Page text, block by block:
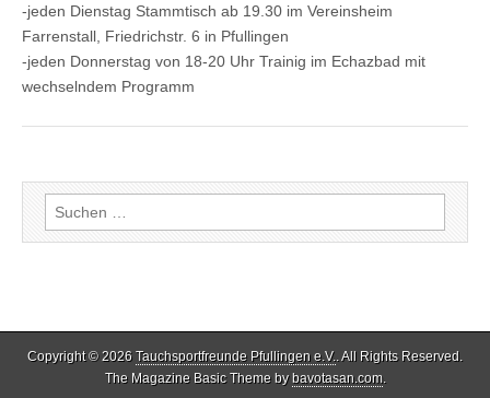
-jeden Dienstag Stammtisch ab 19.30 im Vereinsheim
Farrenstall, Friedrichstr. 6 in Pfullingen
-jeden Donnerstag von 18-20 Uhr Trainig im Echazbad mit
wechselndem Programm
Suche
nach:
Copyright © 2026 Tauchsportfreunde Pfullingen e.V.. All Rights Reserved.
The Magazine Basic Theme bybavotasan.com.